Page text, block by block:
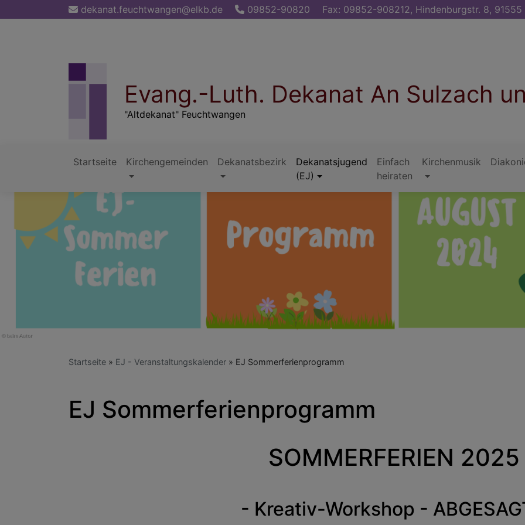
zum
dekanat.feuchtwangen@elkb.de 09852-90820 Fax: 09852-908212, Hindenburgstr. 8, 91555
Evang.-Luth. Dekanat An Sulzach
"Altdekanat" Feuchtwangen
Hauptnavigation
Startseite Kirchengemeinden Dekanatsbezirk
Dekanatsjugend
(EJ)
Einfach
heiraten
Kirchenmusik
Startseite EJ - Veranstaltungskalender EJ Sommerferienprogramm
EJ Sommerferienprogramm
SOMMERFERIEN 2025
- Kreativ-Workshop -